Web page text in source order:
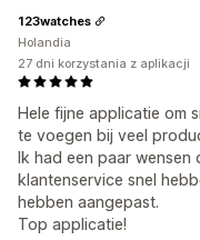
Hele fijne applicatie om
te voegen bij veel
Ik had een paar
klantenservice snel
hebben aangepast.
Top applicatie!
123watches
Holandia
27 dni korzystania z aplikacji